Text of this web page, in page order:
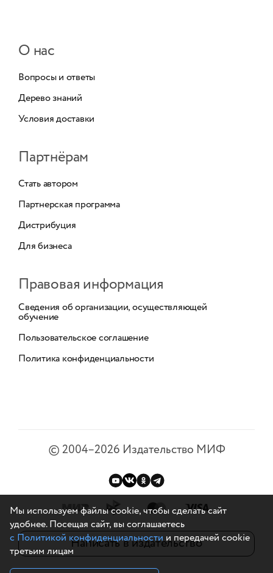
О нас
Вопросы и ответы
Дерево знаний
Условия доставки
Партнёрам
Стать автором
Партнерская программа
Дистрибуция
Для бизнеса
Правовая информация
Сведения об организации, осуществляющей
обучение
Пользовательское соглашение
Политика конфиденциальности
©2004–2026 Издательство МИФ
Написать в издательство
Мы используем файлы cookie, чтобы сделать сайт
удобнее. Посещая сайт, вы соглашаетесь
с Политикой конфиденциальностии передачей cookie
третьим лицам